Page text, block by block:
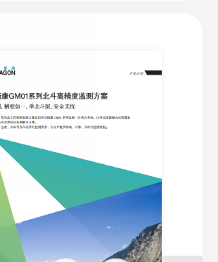
卡测量系统官方网站，请问有什
？